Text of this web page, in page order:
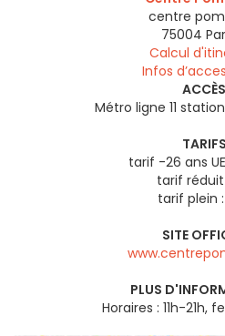
centre
75004
Calcul
Infos
ACCÈS
Métro ligne 11
TARIFS
tarif -26 ans
tarif réduit
tarif plein
SITE
PLUS
Horaires : 11h-21h,